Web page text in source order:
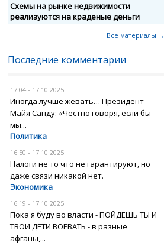
Схемы на рынке недвижимости
реализуются на краденые деньги
Все материалы →
Последние комментарии
17:04 - 17.10.2025
Иногда лучше жевать… Президент
Майя Санду: «Честно говоря, если бы
мы...
Политика
16:50 - 17.10.2025
Налоги не то что не гарантируют, но
даже связи никакой нет.
Экономика
16:19 - 17.10.2025
Пока я буду во власти - ПОЙДЁШЬ ТЫ И
ТВОИ ДЕТИ ВОЕВАТЬ - в разные
афганы,...